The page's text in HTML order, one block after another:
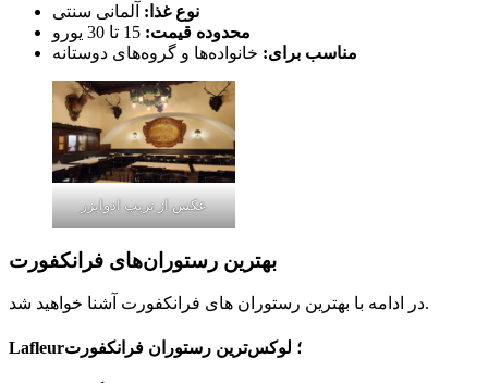
نوع غذا: آلمانی سنتی
محدوده قیمت:
مناسب برای: خانواده‌ها و گروه‌های دوستانه
عکس از تریپ ادوایزر
بهترین رستوران‌های فرانکفورت
در ادامه با بهترین رستوران های فرانکفورت آشنا خواهید شد.
Lafleur؛ لوکس‌ترین رستوران فرانکفورت